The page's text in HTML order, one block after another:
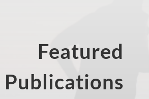
Featured
Publications